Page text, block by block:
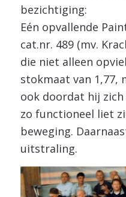
bezichtiging:
Eén opvallende
cat.nr. 489 (mv.
die niet alleen
stokmaat van 1,77,
ook doordat hij
zo functioneel liet
beweging.
uitstraling.